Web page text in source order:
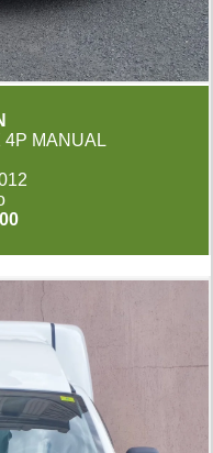
4P MANUAL